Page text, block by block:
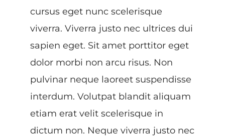
cursus eget nunc scelerisque
viverra. Viverra justo nec ultrices dui
sapien eget. Sit amet porttitor eget
dolor morbi non arcu risus. Non
pulvinar neque laoreet suspendisse
interdum. Volutpat blandit aliquam
etiam erat velit scelerisque in
dictum non. Neque viverra justo nec